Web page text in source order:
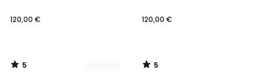
120,00 €
5
/
120,00 €
5
/